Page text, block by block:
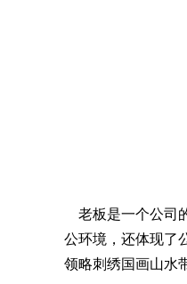
老板是一个公司
公环境，还体现了
领略刺绣国画山水